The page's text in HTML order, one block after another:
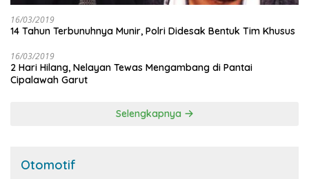
16/03/2019
14 Tahun Terbunuhnya Munir, Polri Didesak Bentuk Tim Khusus
16/03/2019
2 Hari Hilang, Nelayan Tewas Mengambang di Pantai
Cipalawah Garut
Selengkapnya
Otomotif